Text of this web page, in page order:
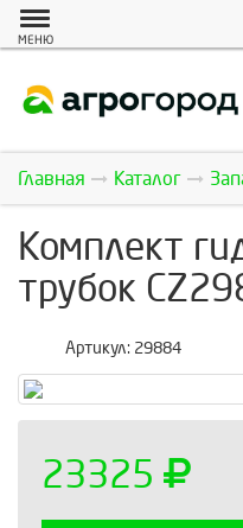
МЕНЮ
Главная Каталог
Комплект
трубок
Артикул: 29884
23325